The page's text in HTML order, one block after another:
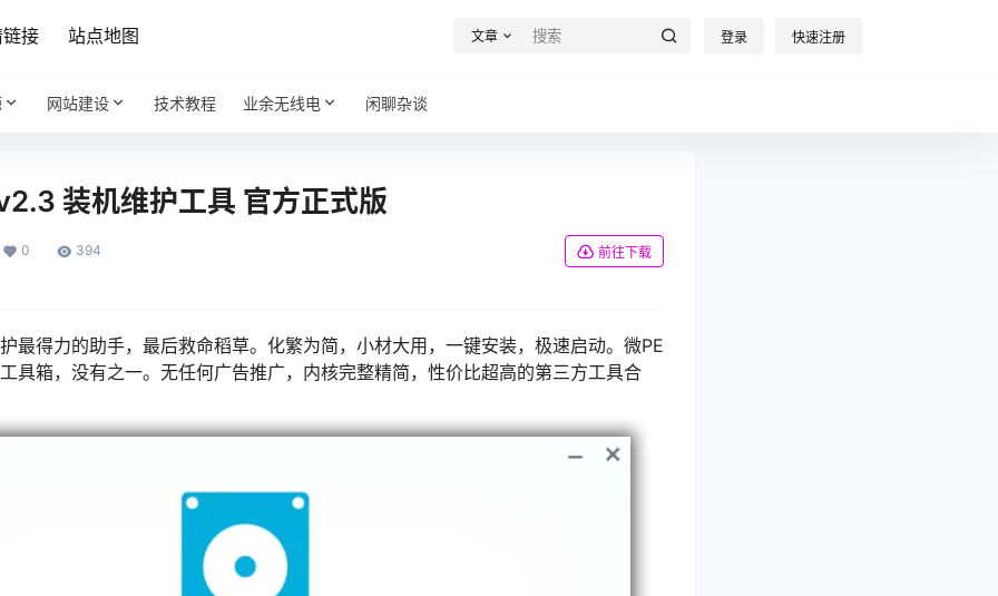
接 站点地图 文章 登录 快速注册
网站建设 技术教程 业余无线电 闲聊杂谈
装机维护工具 官方正式版
0 394 前往下载
最得力的助手，最后救命稻草。化繁为简，小材大用，一键安装，极速启动。微PE
具箱，没有之一。无任何广告推广，内核完整精简，性价比超高的第三方工具合